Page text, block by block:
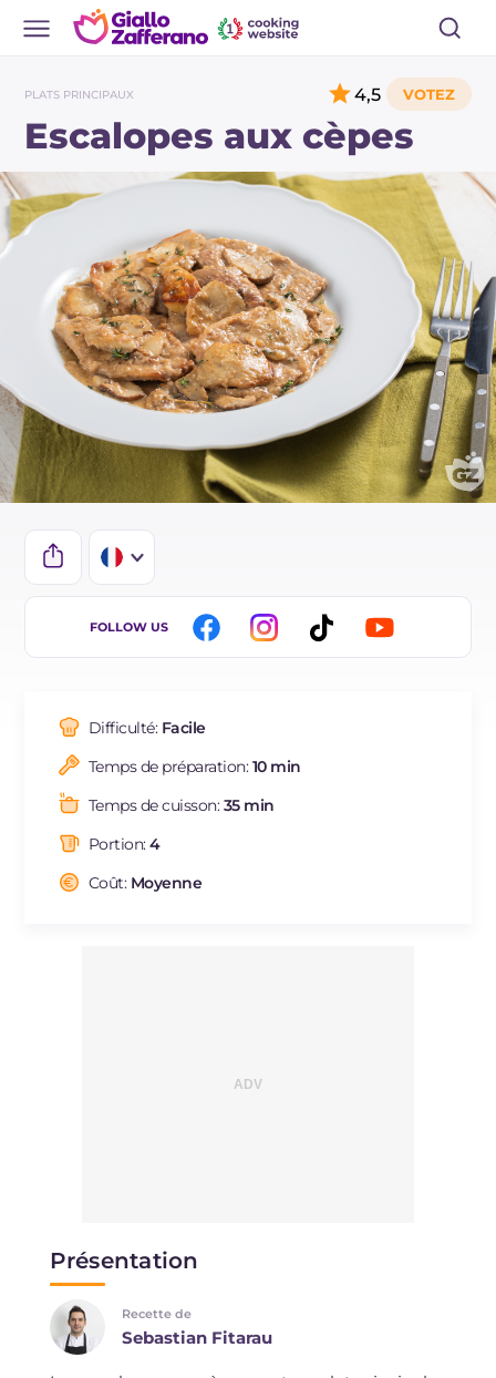
PLATS PRINCIPAUX
Escalopes aux cèpes
4,5
IT
ES
BR
NL
FOLLOW US
Difficulté: Facile
Temps de préparation:10 min
Temps de cuisson:35 min
Portion:4
Coût: Moyenne
Présentation
Recette de
Sebastian Fitarau